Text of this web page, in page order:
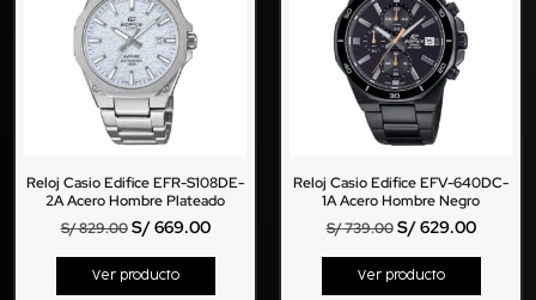
Reloj Casio Edifice EFR-S108DE-
2A Acero Hombre Plateado
S/829.00 S/669.00
Ver producto
Reloj Casio Edifice EFV-640DC-
1A Acero Hombre Negro
S/739.00 S/629.00
Ver producto